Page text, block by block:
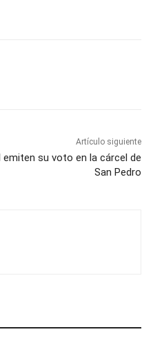
Artículo siguiente
emiten su voto en la cárcel de
San Pedro